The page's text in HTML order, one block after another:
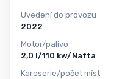
Uvedení do provozu
2022
Motor/palivo
2,0 l/110 kw/Nafta
Karoserie/počet míst